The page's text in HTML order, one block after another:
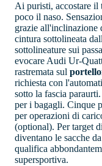
Ai puristi, accostare il
poco il naso.
grazie all'inclinazione
cintura sottolineata
sottolineature sui
evocare Audi Ur-
rastremata sul
richiesta con
sotto la fascia
per i bagagli. Cinque
per operazioni di
(optional). Per target
diventano le sacche
qualifica
supersportiva.